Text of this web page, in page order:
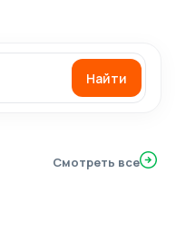
Найти
Смотреть все